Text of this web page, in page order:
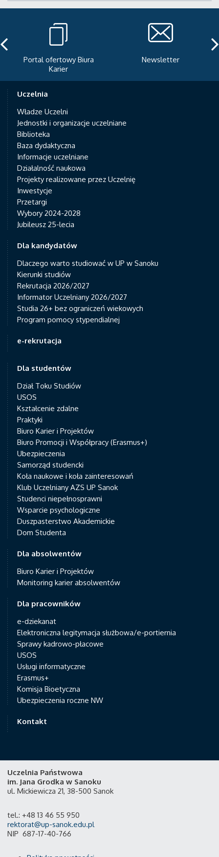
Portal ofertowy Biura
Karier
Newsletter
Uczelnia
Władze Uczelni
Jednostki i organizacje uczelniane
Biblioteka
Baza dydaktyczna
Informacje uczelniane
Działalność naukowa
Projekty realizowane przez Uczelnię
Inwestycje
Przetargi
Wybory 2024-2028
Jubileusz 25-lecia
Dla kandydatów
Dlaczego warto studiować w UP w Sanoku
Kierunki studiów
Rekrutacja 2026/2027
Informator Uczelniany 2026/2027
Studia 26+ bez ograniczeń wiekowych
Program pomocy stypendialnej
e-rekrutacja
Dla studentów
Dział Toku Studiów
USOS
Kształcenie zdalne
Praktyki
Biuro Karier i Projektów
Biuro Promocji i Współpracy (Erasmus+)
Ubezpieczenia
Samorząd studencki
Koła naukowe i koła zainteresowań
Klub Uczelniany AZS UP Sanok
Studenci niepełnosprawni
Wsparcie psychologiczne
Duszpasterstwo Akademickie
Dom Studenta
Dla absolwentów
Biuro Karier i Projektów
Monitoring karier absolwentów
Dla pracowników
e-dziekanat
Elektroniczna legitymacja służbowa/e-portiernia
Sprawy kadrowo-płacowe
USOS
Usługi informatyczne
Erasmus+
Komisja Bioetyczna
Ubezpieczenia roczne NW
Kontakt
Uczelnia Państwowa
im. Jana Grodka w Sanoku
ul. Mickiewicza 21, 38-500 Sanok
tel.: +48 13 46 55 950
rektorat@up-sanok.edu.pl
NIP 687-17-40-766